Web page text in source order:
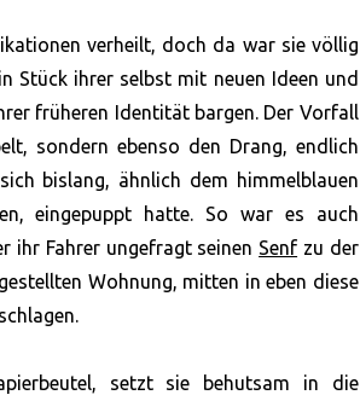
verheilt, doch da war sie völlig
Stück ihrer selbst mit neuen Ideen und
früheren Identität bargen. Der Vorfall
sondern ebenso den Drang, endlich
bislang, ähnlich dem himmelblauen
eingepuppt hatte. So war es auch
ihr Fahrer ungefragt seinen Senf zu der
Wohnung, mitten in eben diese
setzt sie behutsam in die